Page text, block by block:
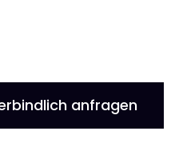
anfragen